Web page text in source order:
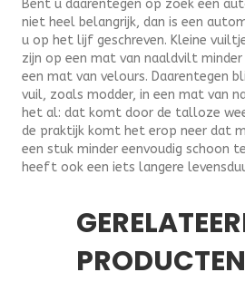
Bent u daarentegen op zoek een
niet heel belangrijk, dan is een
u op het lijf geschreven. Kleine
zijn op een mat van naaldvilt
een mat van velours. Daarentegen
vuil, zoals modder, in een mat van
het al: dat komt door de talloze
de praktijk komt het erop neer dat
een stuk minder eenvoudig schoon
heeft ook een iets langere
PRODUCTEN